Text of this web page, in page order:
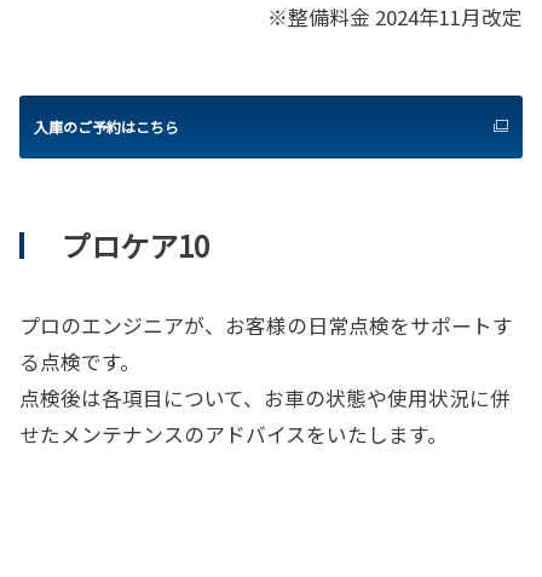
※整備料金 2024年11月改定
入庫のご予約はこちら
プロケア10
プロのエンジニアが、お客様の日常点検をサポートす
る点検です。
点検後は各項目について、お車の状態や使用状況に併
せたメンテナンスのアドバイスをいたします。